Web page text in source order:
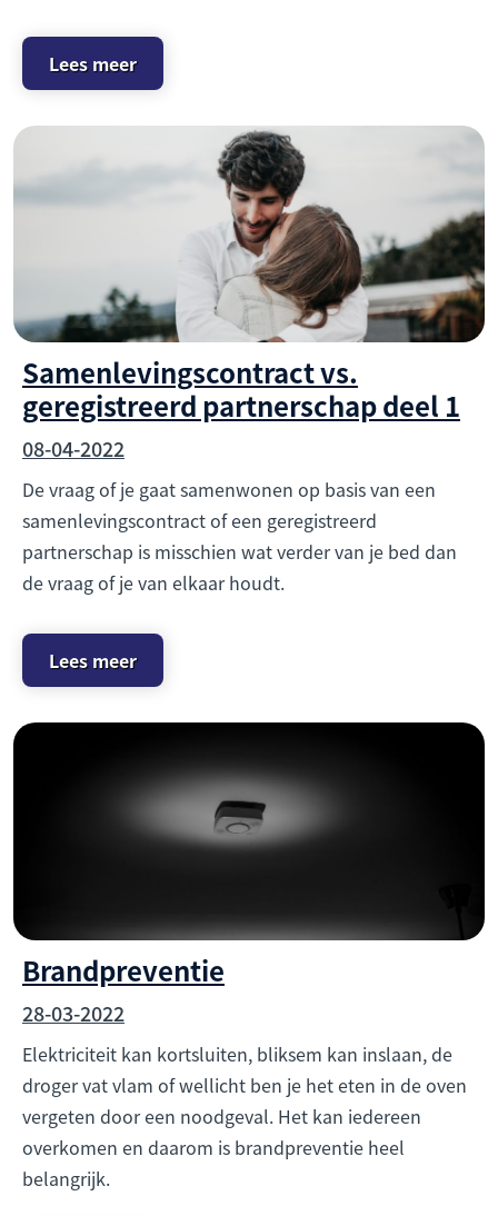
Lees meer
Samenlevingscontract vs.
geregistreerd partnerschap deel 1
08-04-2022
De vraag of je gaat samenwonen op basis van een
samenlevingscontract of een geregistreerd
partnerschap is misschien wat verder van je bed dan
de vraag of je van elkaar houdt.
Lees meer
Brandpreventie
28-03-2022
Elektriciteit kan kortsluiten, bliksem kan inslaan, de
droger vat vlam of wellicht ben je het eten in de oven
vergeten door een noodgeval. Het kan iedereen
overkomen en daarom is brandpreventie heel
belangrijk.